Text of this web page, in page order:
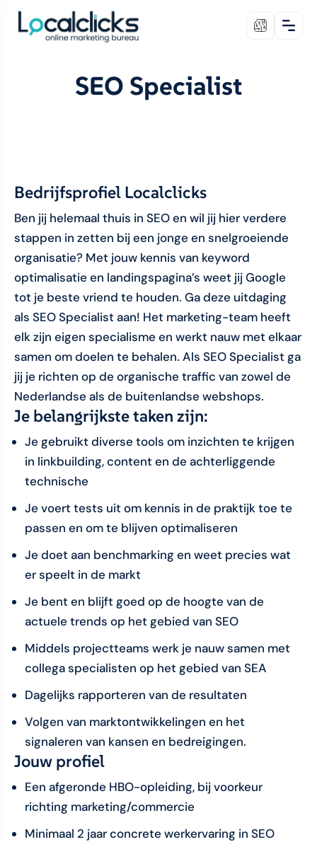
SEO Specialist
Bedrijfsprofiel Localclicks
Ben jij helemaal thuis in SEO en wil jij hier verdere
stappen in zetten bij een jonge en snelgroeiende
organisatie? Met jouw kennis van keyword
optimalisatie en landingspagina’s weet jij Google
tot je beste vriend te houden. Ga deze uitdaging
als SEO Specialist aan! Het marketing-team heeft
elk zijn eigen specialisme en werkt nauw met elkaar
samen om doelen te behalen. Als SEO Specialist ga
jij je richten op de organische traffic van zowel de
Nederlandse als de buitenlandse webshops.
Je belangrijkste taken zijn:
Je gebruikt diverse tools om inzichten te krijgen
in linkbuilding, content en de achterliggende
technische
Je voert tests uit om kennis in de praktijk toe te
passen en om te blijven optimaliseren
Je doet aan benchmarking en weet precies wat
er speelt in de markt
Je bent en blijft goed op de hoogte van de
actuele trends op het gebied van SEO
Middels projectteams werk je nauw samen met
collega specialisten op het gebied van SEA
Dagelijks rapporteren van de resultaten
Volgen van marktontwikkelingen en het
signaleren van kansen en bedreigingen.
Jouw profiel
Een afgeronde HBO-opleiding, bij voorkeur
richting marketing/commercie
Minimaal 2 jaar concrete werkervaring in SEO